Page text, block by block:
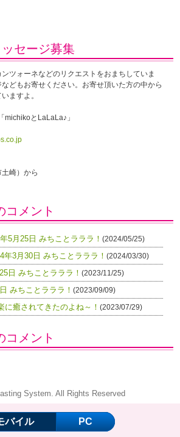
セージ募集
ツォーネなどのリクエストをおまちしていま
どもお寄せください。お寄せ頂いた方の中から
ますよ。
michikoとLaLaLa♪」
崎）から
コメント
5月25日 みちことラララ！(2024/05/25)
年3月30日 みちことラララ！(2024/03/30)
日 みちことラララ！(2023/11/25)
みちことラララ！(2023/09/09)
に癒されてきたのよね～！(2023/07/29)
コメント
System. All Rights Reserved
バイル PC